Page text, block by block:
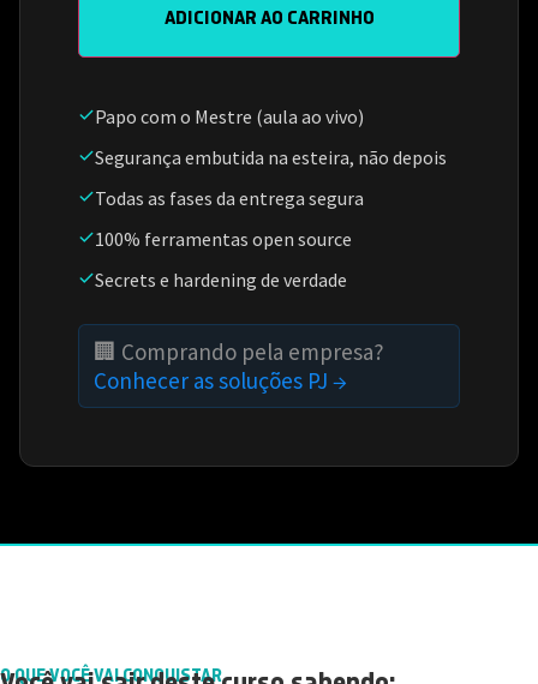
ADICIONAR AO CARRINHO
Papo com o Mestre (aula ao vivo)
Segurança embutida na esteira, não depois
Todas as fases da entrega segura
100% ferramentas open source
Secrets e hardening de verdade
🏢 Comprando pela empresa?
Conhecer as soluções PJ →
O QUE VOCÊ VAI CONQUISTAR